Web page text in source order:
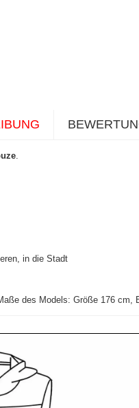
in die Stadt
des Models: Größe 176 cm,